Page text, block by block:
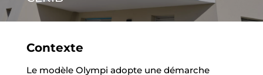
Contexte
Le modèle Olympi adopte une démarche